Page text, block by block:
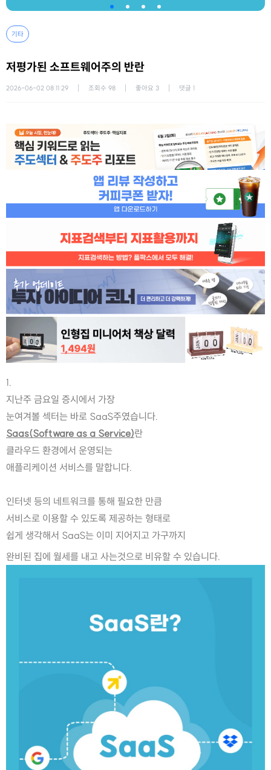
기타
저평가된 소프트웨어주의 반란
2026-06-02 08:11:29 조회수 98 좋아요 3 댓글 1
1.
지난주 금요일 증시에서 가장
눈여겨볼 섹터는 바로 SaaS주였습니다.
Saas(Software as a Service)란
클라우드 환경에서 운영되는
애플리케이션 서비스를 말합니다.
인터넷 등의 네트워크를 통해 필요한 만큼
서비스로 이용할 수 있도록 제공하는 형태로
쉽게 생각해서 SaaS는 이미 지어지고 가구까지
완비된 집에 월세를 내고 사는것으로 비유할 수 있습니다.